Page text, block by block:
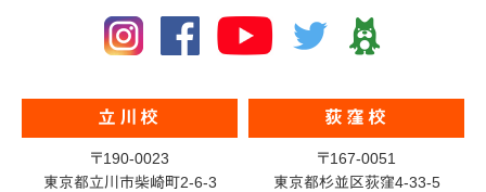
立川校
〒190-0023
東京都立川市柴崎町2-6-3
荻窪校
〒167-0051
東京都杉並区荻窪4-33-5